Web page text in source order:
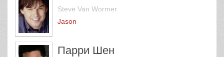
Steve Van Wormer
Jason
Парри Шен